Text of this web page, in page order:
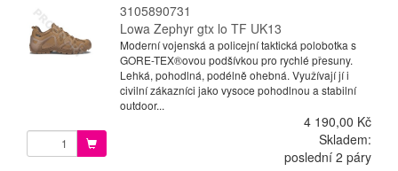
3105890731
Lowa Zephyr gtx lo TF UK13
Moderní vojenská a policejní taktická polobotka s
GORE-TEX®ovou podšívkou pro rychlé přesuny.
Lehká, pohodlná, podélně ohebná. Využívají jí i
civilní zákazníci jako vysoce pohodlnou a stabilní
outdoor...
4 190,00 Kč
Skladem:
poslední 2 páry